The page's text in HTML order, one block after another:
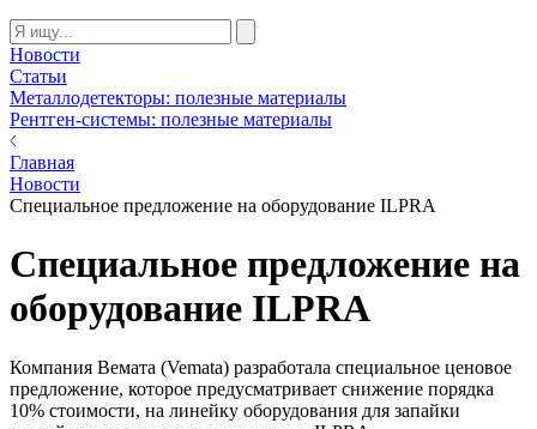
Новости
Статьи
Металлодетекторы: полезные материалы
Рентген-системы: полезные материалы
Главная
Новости
Специальное предложение на оборудование ILPRA
Специальное предложение на
оборудование ILPRA
Компания Вемата (Vemata) разработала специальное ценовое
предложение, которое предусматривает снижение порядка
10% стоимости, на линейку оборудования для запайки